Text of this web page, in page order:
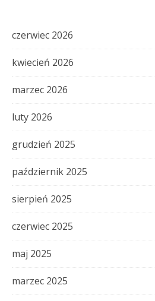
czerwiec 2026
kwiecień 2026
marzec 2026
luty 2026
grudzień 2025
październik 2025
sierpień 2025
czerwiec 2025
maj 2025
marzec 2025